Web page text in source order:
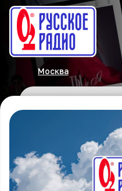
Москва